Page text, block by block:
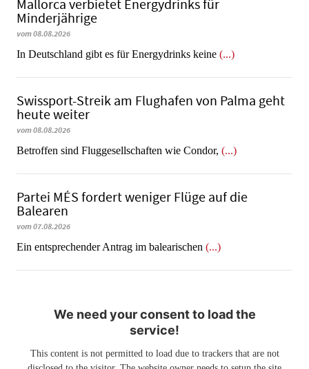
Mallorca verbietet Energydrinks für
Minderjährige
vom 08.08.2026
In Deutschland gibt es für Energydrinks keine (...)
Swissport-Streik am Flughafen von Palma geht
heute weiter
vom 08.08.2026
Betroffen sind Fluggesellschaften wie Condor, (...)
Partei MÉS fordert weniger Flüge auf die
Balearen
vom 07.08.2026
Ein entsprechender Antrag im balearischen (...)
We need your consent to load the
service!
This content is not permitted to load due to trackers that are not